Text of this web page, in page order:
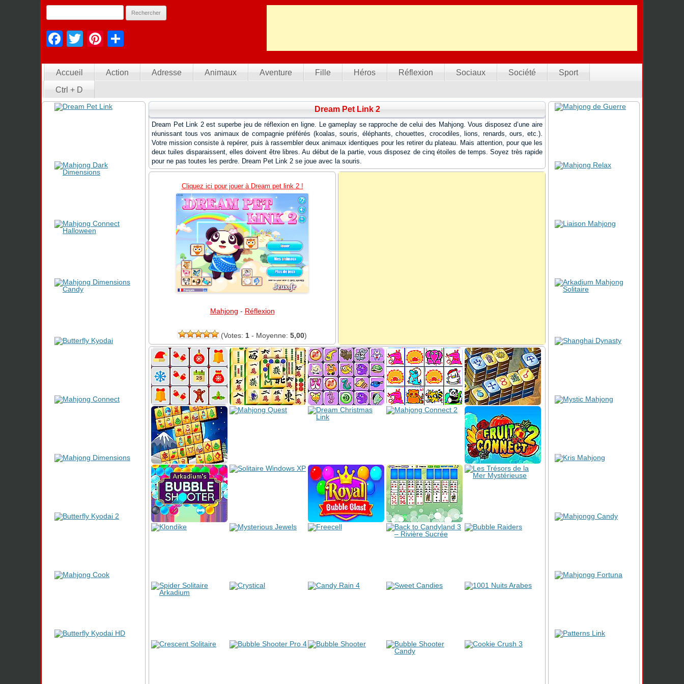
Facebook
TwitterPinterest
Accueil Action Adresse Animaux Aventure Fille Héros Réflexion Sociaux Société
Sport
Ctrl + D
Dream Pet Link 2
Dream Pet Link 2 est superbe jeu de réflexion en ligne. Le gameplay se rapproche de celui des Mahjong. Vous disposez d’une aire
réunissant tous vos animaux de compagnie préférés (koalas, souris, éléphants, chouettes, crocodiles, lions, renards, ours, etc.).
Votre mission consiste à repérer, puis à rassembler deux animaux identiques pour les retirer du plateau. Mais attention, pour que les
deux tuiles disparaissent, elles doivent être libres. Au début de la partie, vous disposez de cinq étoiles de temps. Soyez très rapide
pour ne pas toutes les perdre. Dream Pet Link 2 se joue avec la souris.
Cliquez ici pour jouer à Dream pet link 2 !
Mahjong - Réflexion
(Votes: 1- Moyenne: 5,00)